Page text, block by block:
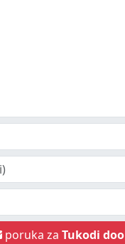
poruka za Tukodi doo